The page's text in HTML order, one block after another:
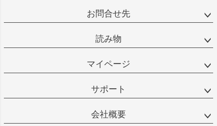
お問合せ先
読み物
マイページ
サポート
会社概要